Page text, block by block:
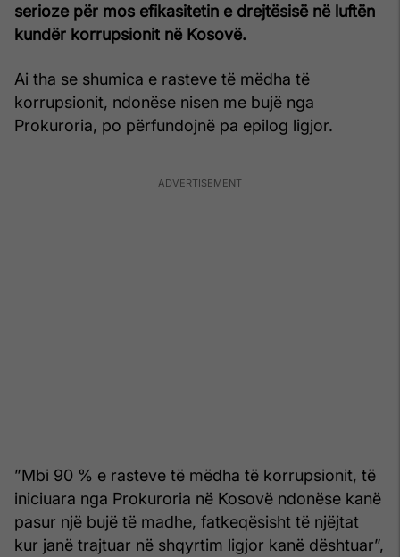
serioze për mos efikasitetin e drejtësisë në luftën
kundër korrupsionit në Kosovë.
Ai tha se shumica e rasteve të mëdha të
korrupsionit, ndonëse nisen me bujë nga
Prokuroria, po përfundojnë pa epilog ligjor.
”Mbi 90 % e rasteve të mëdha të korrupsionit, të
iniciuara nga Prokuroria në Kosovë ndonëse kanë
pasur një bujë të madhe, fatkeqësisht të njëjtat
kur janë trajtuar në shqyrtim ligjor kanë dështuar”,